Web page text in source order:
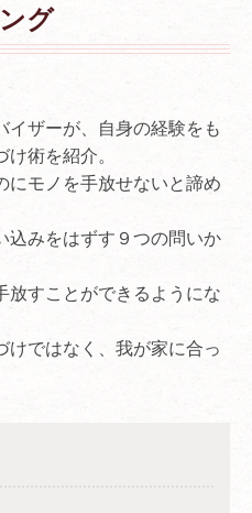
グ
イザーが、自身の経験をも
術を紹介。
にモノを手放せないと諦め
込みをはずす９つの問いか
放すことができるようにな
けではなく、我が家に合っ